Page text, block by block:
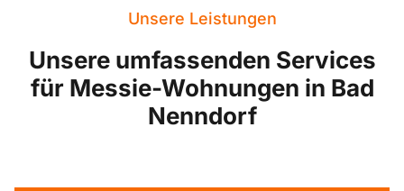
Unsere Leistungen
Unsere umfassenden Services
für Messie-Wohnungen in Bad
Nenndorf